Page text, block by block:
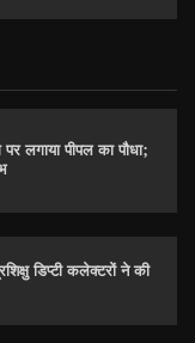
लगाया पीपल का पौधा;
डिप्टी कलेक्टरों ने की